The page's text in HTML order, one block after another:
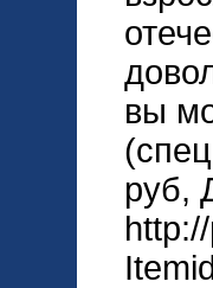
вы
руб,